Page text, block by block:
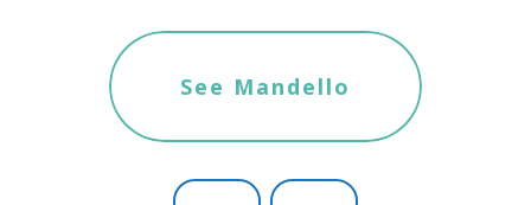
See Mandello